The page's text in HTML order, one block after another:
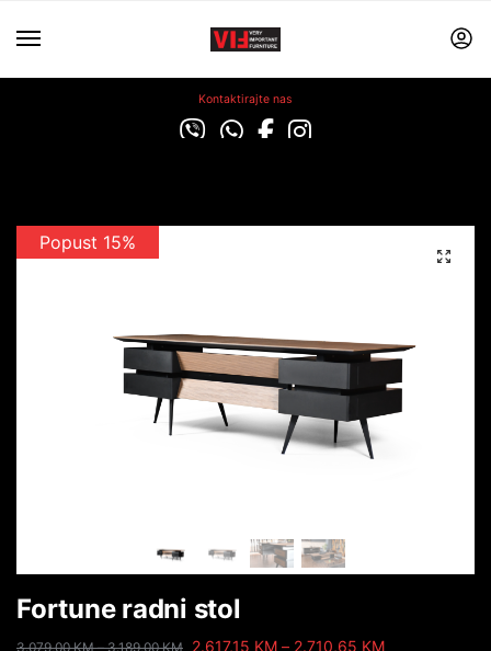
Kontaktirajte nas
Popust 15%
Fortune radni stol
3.079,00KM – 3.189,00KM 2.617,15 KM – 2.710,65 KM